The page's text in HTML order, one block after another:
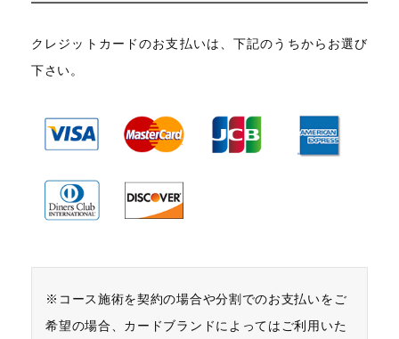
クレジットカードのお支払いは、下記のうちからお選び
下さい。
※コース施術を契約の場合や分割でのお支払いをご
希望の場合、カードブランドによってはご利用いた